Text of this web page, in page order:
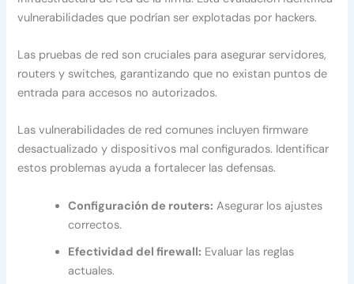
vulnerabilidades que podrían ser explotadas por hackers.
Las pruebas de red son cruciales para asegurar servidores,
routers y switches, garantizando que no existan puntos de
entrada para accesos no autorizados.
Las vulnerabilidades de red comunes incluyen firmware
desactualizado y dispositivos mal configurados. Identificar
estos problemas ayuda a fortalecer las defensas.
Configuración de routers: Asegurar los ajustes
correctos.
Efectividad del firewall: Evaluar las reglas
actuales.